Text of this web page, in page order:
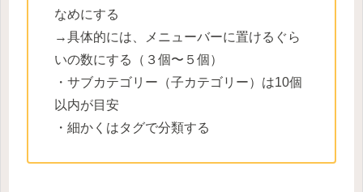
なめにする
→具体的には、メニューバーに置けるぐら
いの数にする（３個〜５個）
・サブカテゴリー（子カテゴリー）は10個
以内が目安
・細かくはタグで分類する